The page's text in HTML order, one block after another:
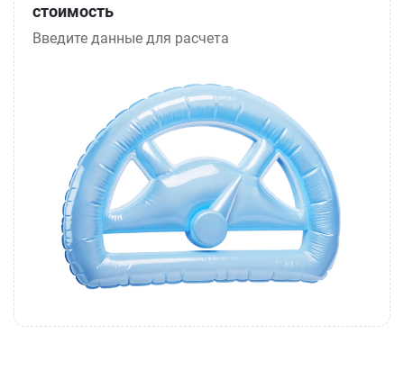
стоимость
Введите данные для расчета